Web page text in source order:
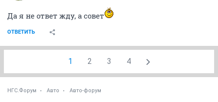
Да я не ответ жду, а совет
ОТВЕТИТЬ
1 2 3 4
НГС.Форум Авто Авто-форум